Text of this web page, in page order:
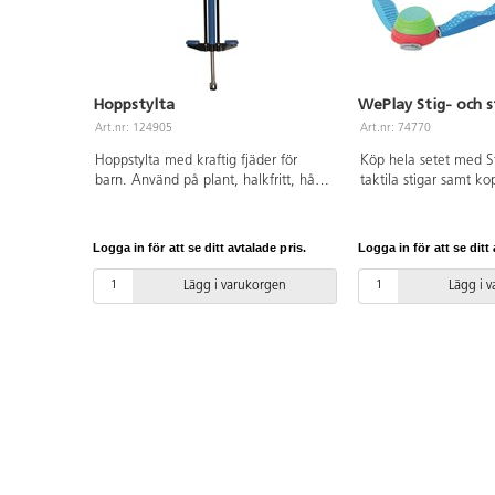
Hoppstylta
Art.nr: 124905
Hoppstylta med kraftig fjäder för
barn. Använd på plant, halkfritt, hårt
Från 7 år.
Logga in för att se ditt avtalade pris.
Lägg i varukorgen
WePlay Stig- och
Art.nr: 74770
Köp hela setet med
taktila stigar samt
Stigarna är
att uppleva
i hålfoten. Barnen
Logga in för att se ditt
Lägg i